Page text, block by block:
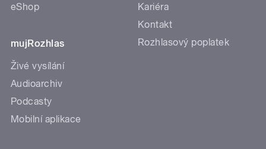
eShop
mujRozhlas
Živé vysílání
Audioarchiv
Podcasty
Mobilní aplikace
Kariéra
Kontakt
Rozhlasový poplatek